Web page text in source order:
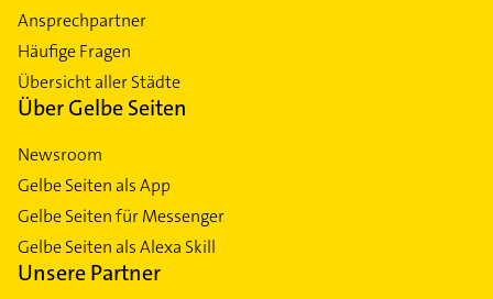
Ansprechpartner
Häufige Fragen
Übersicht aller Städte
Über Gelbe Seiten
Newsroom
Gelbe Seiten als App
Gelbe Seiten für Messenger
Gelbe Seiten als Alexa Skill
Unsere Partner